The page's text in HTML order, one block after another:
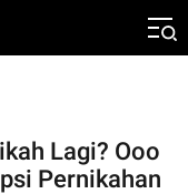
Lagi? Ooo
Pernikahan